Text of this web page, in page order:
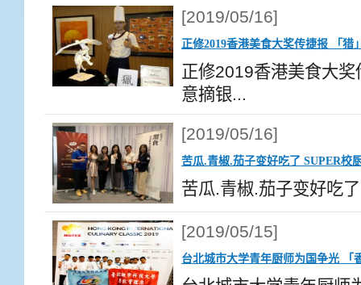
[2019/05/16]
正修2019香港美食大奖传捷报 「猎
正修2019香港美食大
意摘银...
[2019/05/16]
苦瓜.青椒.茄子变好吃了 SUPER校
苦瓜.青椒.茄子变好吃
[2019/05/15]
台北城市大学青年厨师为国争光 「